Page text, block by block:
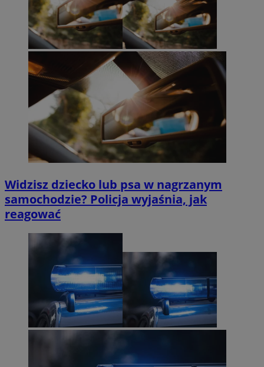
Widzisz dziecko lub psa w nagrzanym
samochodzie? Policja wyjaśnia, jak
reagować